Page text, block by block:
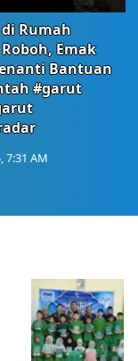
Rumah
Emak
Bantuan
#garut
7:31 AM